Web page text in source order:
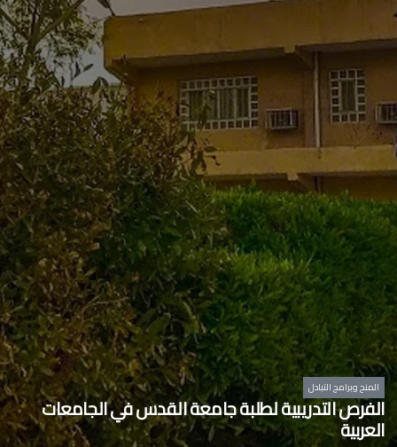
المنح وبرامج التبادل
الفرص التدريبية لطلبة جامعة القدس في الجامعات
العربية